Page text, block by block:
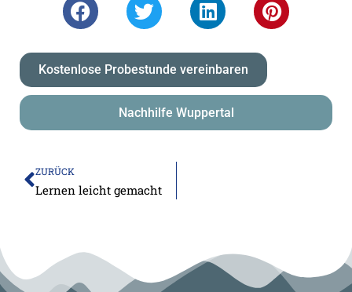
Kostenlose Probestunde vereinbaren
Nachhilfe Wuppertal
ZURÜCK
Lernen leicht gemacht